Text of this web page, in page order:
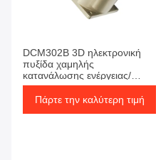
DCM302B 3D ηλεκτρονική
πυξίδα χαμηλής
κατανάλωσης ενέργειας/
υπερίσκεπτος αισθητήρας
κλίσης
Πάρτε την καλύτερη τιμή